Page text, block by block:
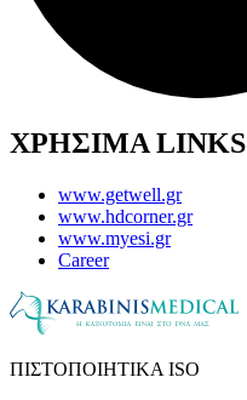
ΧΡΗΣΙΜΑ LINKS
www.getwell.gr
www.hdcorner.gr
www.myesi.gr
Career
ΠΙΣΤΟΠΟΙΗΤΙΚΑ ISO